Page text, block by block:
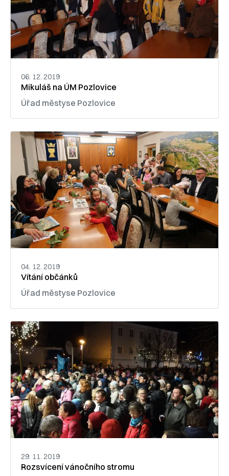
06. 12. 2019
Mikuláš na ÚM Pozlovice
Úřad městyse Pozlovice
04. 12. 2019
Vítání občánků
Úřad městyse Pozlovice
29. 11. 2019
Rozsvícení vánočního stromu